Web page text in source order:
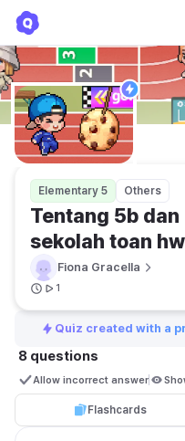
Elementary 5 Others
Tentang 5b
sekolah toan
Fiona Gracella
1
Quiz created with a
8 questions
Allow incorrect answer
Flashcards